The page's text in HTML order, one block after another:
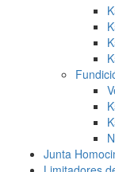
Junta